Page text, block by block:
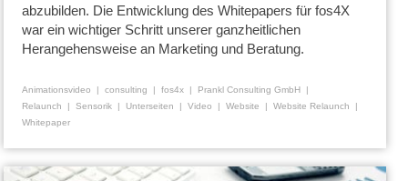
abzubilden. Die Entwicklung des Whitepapers für fos4X
war ein wichtiger Schritt unserer ganzheitlichen
Herangehensweise an Marketing und Beratung.
Animationsvideo consulting fos4x
Prankl Consulting GmbH
Relaunch
Sensorik Unterseiten Video Website
Website Relaunch
Whitepaper